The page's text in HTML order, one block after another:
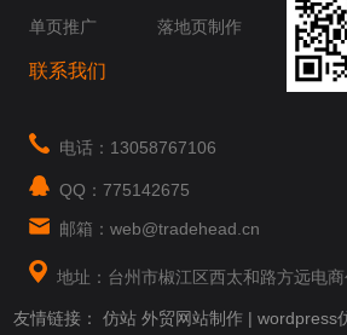
单页推广 落地页制作
联系我们
电话：13058767106
QQ：775142675
邮箱：web@tradehead.cn
地址：台州市椒江区西太和路方远电商
友情链接：仿站 外贸网站制作 |wordpress